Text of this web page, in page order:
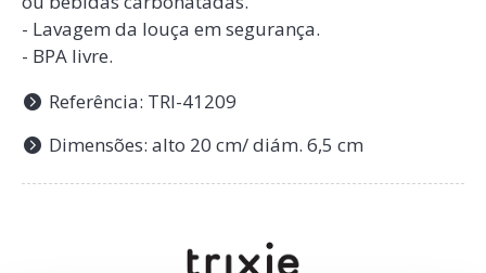
- Lavagem da louça em segurança.
- BPA livre.
Referência: TRI-41209
Dimensões: alto 20 cm/ diám. 6,5 cm